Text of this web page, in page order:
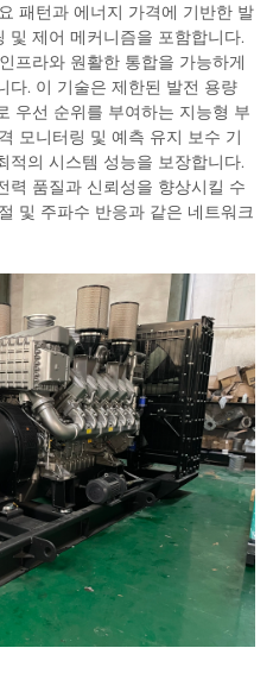
패턴과 에너지 가격에 기반한 발
및 제어 메커니즘을 포함합니다.
프라와 원활한 통합을 가능하게
다. 이 기술은 제한된 발전 용량
우선 순위를 부여하는 지능형 부
모니터링 및 예측 유지 보수 기
적의 시스템 성능을 보장합니다.
력 품질과 신뢰성을 향상시킬 수
및 주파수 반응과 같은 네트워크